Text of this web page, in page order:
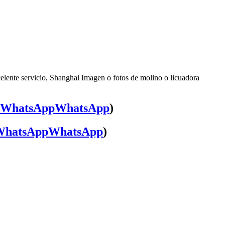
servicio, Shanghai Imagen o fotos de molino o licuadora
WhatsApp)
WhatsApp)